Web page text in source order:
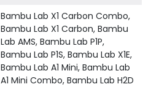
Bambu Lab X1 Carbon Combo,
Bambu Lab X1 Carbon, Bambu
Lab AMS, Bambu Lab P1P,
Bambu Lab P1S, Bambu Lab X1E,
Bambu Lab A1 Mini, Bambu Lab
A1 Mini Combo, Bambu Lab H2D